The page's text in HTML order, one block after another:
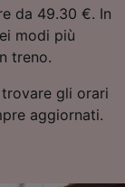
da 49.30 €. In
modi più
treno.
gli orari
aggiornati.